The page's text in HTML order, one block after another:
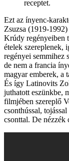
receptet.
Ezt az ínyenc-
Zsuzsa (1919-
Krúdy regényeiben
ételek szereplenek,
regényei semmihez
de nem a francia
magyar emberek, a
És így Latinovits
juthatott eszünkbe,
filmjében szereplő
csonthússal,
csonttal. De nézzék